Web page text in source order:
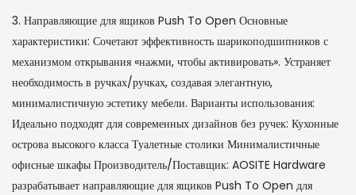
3. Направляющие для ящиков Push To Open Основные
характеристики: Сочетают эффективность шарикоподшипников с
механизмом открывания «нажми, чтобы активировать». Устраняет
необходимость в ручках/ручках, создавая элегантную,
минималистичную эстетику мебели. Варианты использования:
Идеально подходят для современных дизайнов без ручек: Кухонные
острова высокого класса Туалетные столики Минималистичные
офисные шкафы Производитель/Поставщик: AOSITE Hardware
разрабатывает направляющие для ящиков Push To Open для